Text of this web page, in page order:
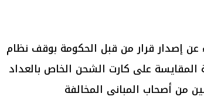
عن إصدار قرار من قبل الحكومة بوقف نظام
على كارت الشحن الخاص بالعداد
من أصحاب المبانى المخالفة